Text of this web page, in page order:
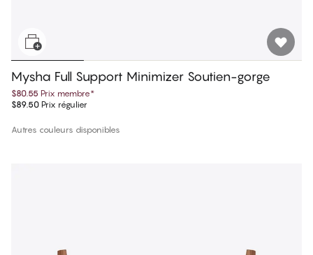
Mysha Full Support Minimizer Soutien-gorge
$80.55 Prix membre*
$89.50 Prix régulier
Autres couleurs disponibles